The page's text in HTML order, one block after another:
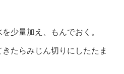
少量加え、もんでおく。
たらみじん切りにしたたま